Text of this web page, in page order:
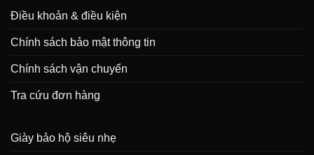
Điều khoản & điều kiện
Chính sách bảo mật thông tin
Chính sách vận chuyển
Tra cứu đơn hàng
Giày bảo hộ siêu nhẹ